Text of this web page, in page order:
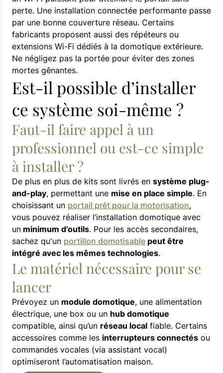
perte. Une installation connectée performante passe
par une bonne couverture réseau. Certains
fabricants proposent aussi des répéteurs ou
extensions Wi-Fi dédiés à la domotique extérieure.
Ne négligez pas la portée pour éviter des zones
mortes gênantes.
Est-il possible d’installer
ce système soi-même ?
Faut-il faire appel à un
professionnel ou est-ce simple
à installer ?
De plus en plus de kits sont livrés en système plug-
and-play, permettant une mise en place simple. En
choisissant un portail prêt pour la motorisation,
vous pouvez réaliser l’installation domotique avec
un minimum d’outils. Pour les accès secondaires,
sachez qu'un portillon domotisable peut être
intégré avec les mêmes technologies.
Le matériel nécessaire pour se
lancer
Prévoyez un module domotique, une alimentation
électrique, une box ou un hub domotique
compatible, ainsi qu’un réseau local fiable. Certains
accessoires comme les interrupteurs connectés ou
commandes vocales (via assistant vocal)
optimiseront l’automatisation maison.